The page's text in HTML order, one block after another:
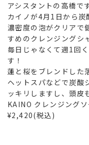
アシスタントの高橋で
カイノが4月1日から炭
濃密度の泡がクリアで
すめのクレンジングシ
毎日じゃなくて週1回
す！
蓮と桜をブレンドした
ヘットスパなどで炭酸
ッキリしますし、頭皮
KAINO クレンジング
¥2,420(税込)